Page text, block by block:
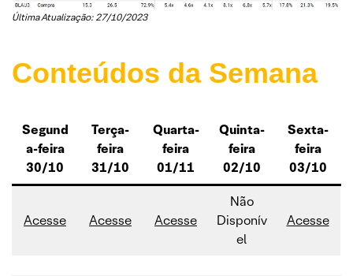
Última Atualização: 27/10/2023
Conteúdos da Semana
Segund
a-feira
30/10
Terça-
feira
31/10
Quarta-
feira
01/11
Quinta-
feira
02/10
Sexta-
feira
03/10
Acesse Acesse Acesse
Não
Disponív
el
Acesse